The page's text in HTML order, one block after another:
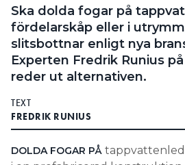
Search for:
SEARCH
Ska dolda fogar på
fördelarskåp eller i
slitsbottnar enligt nya
Experten Fredrik Runius
reder ut alternativen.
TEXT
FREDRIK RUNIUS
DOLDA FOGAR PÅ